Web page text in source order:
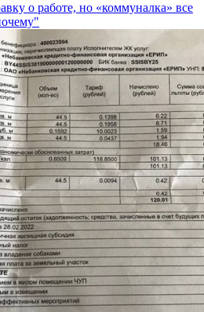
о работе, но «коммуналка» все